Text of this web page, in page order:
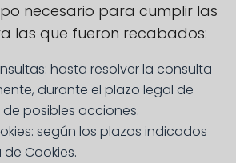
necesario para cumplir las
las que fueron recabados:
hasta resolver la consulta
durante el plazo legal de
posibles acciones.
según los plazos indicados
Cookies.